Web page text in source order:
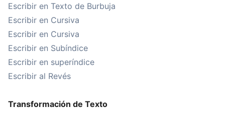
Escribir en Texto de Burbuja
Escribir en Cursiva
Escribir en Cursiva
Escribir en Subíndice
Escribir en superíndice
Escribir al Revés
Transformación de Texto